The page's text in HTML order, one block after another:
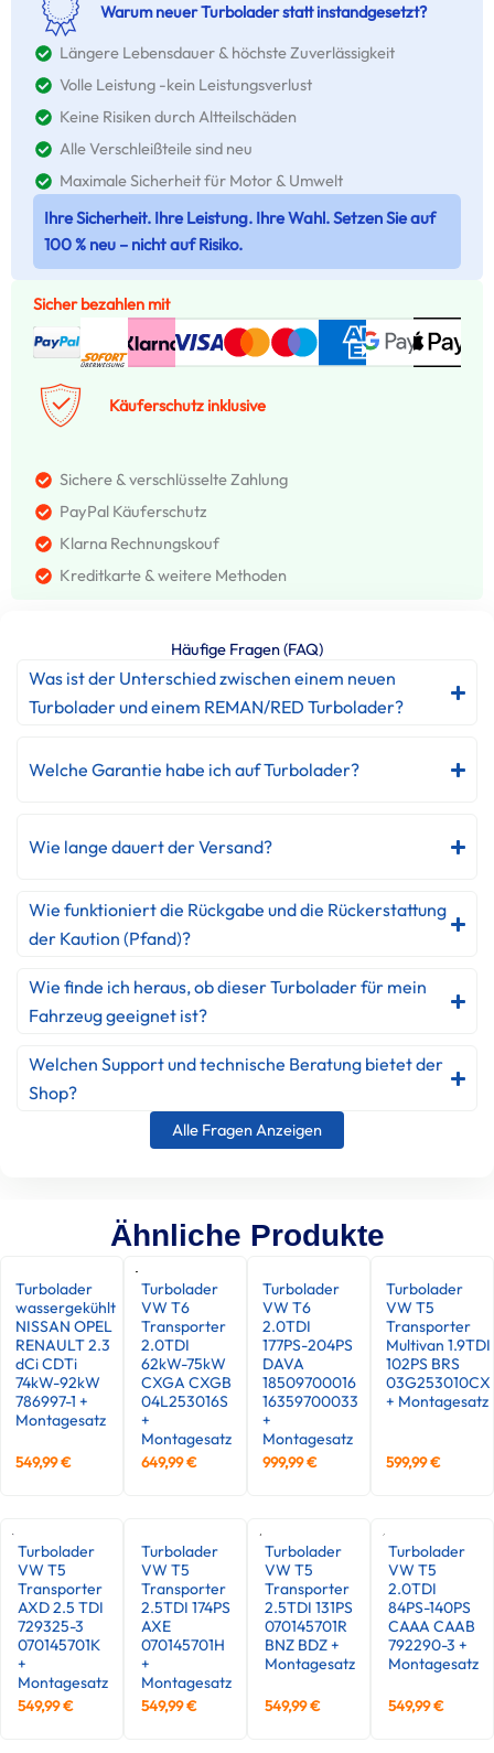
Warum neuer Turbolader statt instandgesetzt?
Längere Lebensdauer & höchste Zuverlässigkeit
Volle Leistung -kein Leistungsverlust
Keine Risiken durch Altteilschäden
Alle Verschleißteile sind neu
Maximale Sicherheit für Motor & Umwelt
Ihre Sicherheit. Ihre Leistung. Ihre Wahl. Setzen Sie auf
100 % neu – nicht auf Risiko.
Sicher bezahlen mit
Käuferschutz inklusive
Sichere & verschlüsselte Zahlung
PayPal Käuferschutz
Klarna Rechnungskouf
Kreditkarte & weitere Methoden
Häufige Fragen (FAQ)
Was ist der Unterschied zwischen einem neuen
Turbolader und einem REMAN/RED Turbolader?
Welche Garantie habe ich auf Turbolader?
Wie lange dauert der Versand?
Wie funktioniert die Rückgabe und die Rückerstattung
der Kaution (Pfand)?
Wie finde ich heraus, ob dieser Turbolader für mein
Fahrzeug geeignet ist?
Welchen Support und technische Beratung bietet der
Shop?
Alle Fragen Anzeigen
Ähnliche Produkte
Turbolader
wassergekühlt
NISSAN OPEL
RENAULT 2.3
dCi CDTi
74kW-92kW
786997-1 +
Montagesatz
549,99€
Turbolader
VW T6
Transporter
2.0TDI
62kW-75kW
CXGA CXGB
04L253016S
+
Montagesatz
649,99€
Turbolader
VW T6
2.0TDI
177PS-204PS
DAVA
18509700016
16359700033
+
Montagesatz
999,99€
Turbolader
VW T5
Transporter
Multivan 1.9TDI
102PS BRS
03G253010CX
+ Montagesatz
599,99€
Turbolader
VW T5
Transporter
AXD 2.5 TDI
729325-3
070145701K
+
Montagesatz
549,99€
Turbolader
VW T5
Transporter
2.5TDI 174PS
AXE
070145701H
+
Montagesatz
549,99€
Turbolader
VW T5
Transporter
2.5TDI 131PS
070145701R
BNZ BDZ +
Montagesatz
549,99€
Turbolader
VW T5
2.0TDI
84PS-140PS
CAAA CAAB
792290-3 +
Montagesatz
549,99€